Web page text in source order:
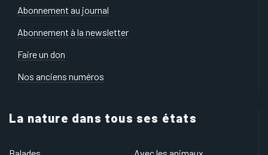
Abonnement au journal
Abonnement à la newsletter
Faire un don
Nos anciens numéros
La nature dans tous ses états